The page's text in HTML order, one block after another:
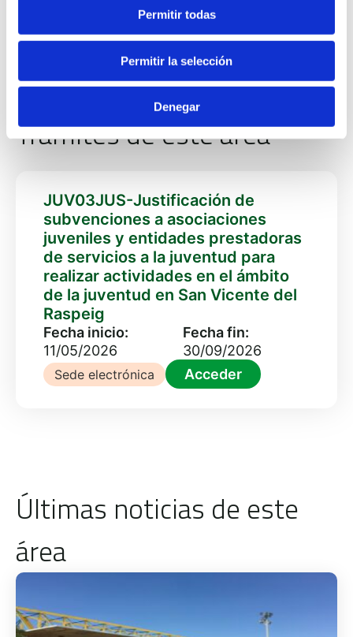
Permitir todas
Permitir la selección
Denegar
https://ciajsanvi.com/
Trámites de este área
JUV03JUS-Justificación de
subvenciones a asociaciones
juveniles y entidades prestadoras
de servicios a la juventud para
realizar actividades en el ámbito
de la juventud en San Vicente del
Raspeig
Fecha inicio:
11/05/2026
Fecha fin:
30/09/2026
Sede electrónica Acceder
Últimas noticias de este
área